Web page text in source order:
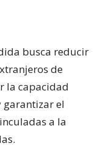
busca reducir
de
la capacidad
garantizar el
a la